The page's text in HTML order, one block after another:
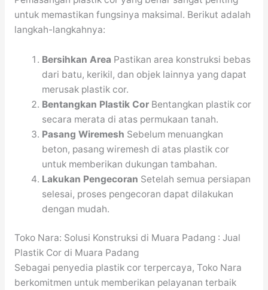
untuk memastikan fungsinya maksimal. Berikut adalah
langkah-langkahnya:
Bersihkan Area Pastikan area konstruksi bebas
dari batu, kerikil, dan objek lainnya yang dapat
merusak plastik cor.
Bentangkan Plastik Cor Bentangkan plastik cor
secara merata di atas permukaan tanah.
Pasang Wiremesh Sebelum menuangkan
beton, pasang wiremesh di atas plastik cor
untuk memberikan dukungan tambahan.
Lakukan Pengecoran Setelah semua persiapan
selesai, proses pengecoran dapat dilakukan
dengan mudah.
Toko Nara: Solusi Konstruksi di Muara Padang : Jual
Plastik Cor di Muara Padang
Sebagai penyedia plastik cor terpercaya, Toko Nara
berkomitmen untuk memberikan pelayanan terbaik